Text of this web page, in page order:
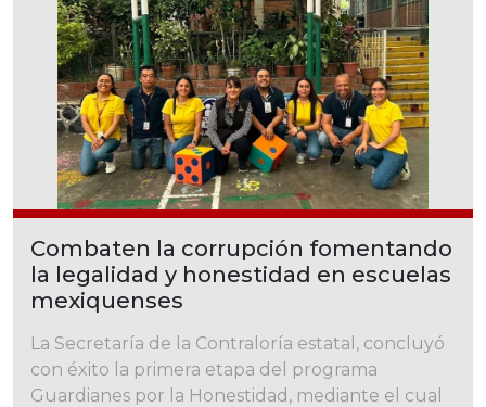
Combaten la corrupción fomentando
la legalidad y honestidad en escuelas
mexiquenses
La Secretaría de la Contraloría estatal, concluyó
con éxito la primera etapa del programa
Guardianes por la Honestidad, mediante el cual